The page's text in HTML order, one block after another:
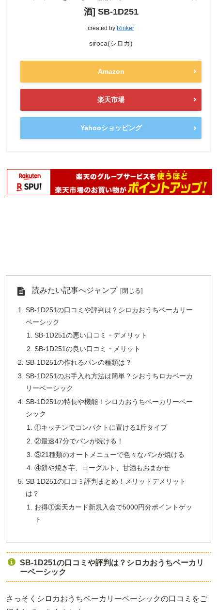
酒] SB-1D251
created by Rinker
siroca(シロカ)
Amazon
楽天市場
Yahooショッピング
読みたい記事へジャンプ
SB-1D251の口コミや評判は？シロカおうちベーカリー
ベーシック
SB-1D251の悪い口コミ・デメリット
SB-1D251の良い口コミ・メリット
SB-1D251の作れるパンの種類は？
SB-1D251のお手入れ方法は簡単？シおうちロカベーカ
リーベーシック
SB-1D251の特長や機能！シロカおうちベーカリーベー
シック
①キッチンでコンパクトに置ける1斤タイプ
②最速47分でパンが焼ける！
③21種類のオートメニューで色々なパンが焼ける
④餅や焼き芋、ヨーグルト、甘酒もおまかせ
SB-1D251の口コミ評判まとめ！メリットデメリット
は？
お得①楽天カード新規入会で5000円分ポイントゲッ
ト
SB-1D251の口コミや評判は？シロカおうちベーカリ
ーベーシック
さっそくシロカおうちベーカリーベーシックの口コミをご